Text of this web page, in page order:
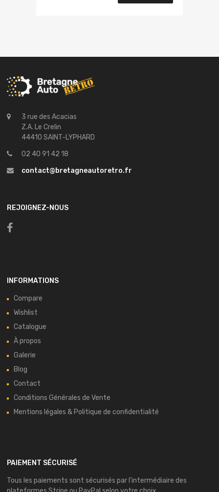
3 rue des Acacias
Z.A. Le Crelin
44410 SAINT-LYPHARD
02 40 91 42 18
contact@bretagneautoretro.fr
REJOIGNEZ-NOUS
INFORMATIONS
Compare
Wishlist
Catalogue
À propos
Galerie
Blog
Contact
Conditions Générales de Vente
Mentions légales & Politique de confidentialité
PAIEMENT SÉCURISÉ
Tous les paiements sont sécurisés par l’intermédiaire des